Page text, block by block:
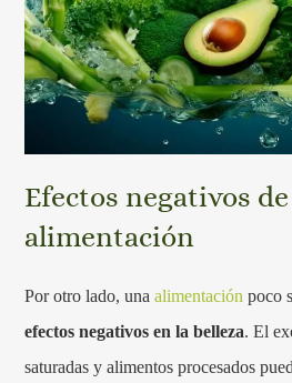
Efectos negativos
alimentación
Por otro lado, unaalimentación poco
efectos negativos en la belleza. El
saturadas y alimentos procesados